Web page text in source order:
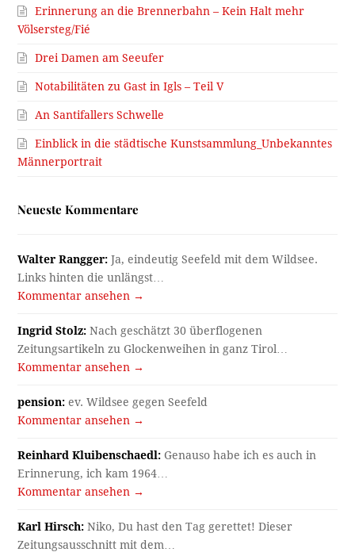
Erinnerung an die Brennerbahn – Kein Halt mehr
Völsersteg/Fié
Drei Damen am Seeufer
Notabilitäten zu Gast in Igls – Teil V
An Santifallers Schwelle
Einblick in die städtische Kunstsammlung_Unbekanntes
Männerportrait
Neueste Kommentare
Walter Rangger: Ja, eindeutig Seefeld mit dem Wildsee.
Links hinten die unlängst…
Kommentar ansehen →
Ingrid Stolz: Nach geschätzt 30 überflogenen
Zeitungsartikeln zu Glockenweihen in ganz Tirol…
Kommentar ansehen →
pension: ev. Wildsee gegen Seefeld
Kommentar ansehen →
Reinhard Kluibenschaedl: Genauso habe ich es auch in
Erinnerung, ich kam 1964…
Kommentar ansehen →
Karl Hirsch: Niko, Du hast den Tag gerettet! Dieser
Zeitungsausschnitt mit dem…